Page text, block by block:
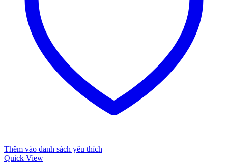
Thêm vào danh sách yêu thích
Quick View